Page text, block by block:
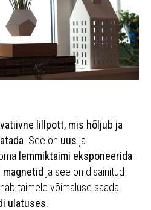
lillpott, mis hõljub ja
. See on uus ja
lemmiktaimi eksponeerida
magnetid ja see on disainitud
taimele võimaluse saada
ulatuses.